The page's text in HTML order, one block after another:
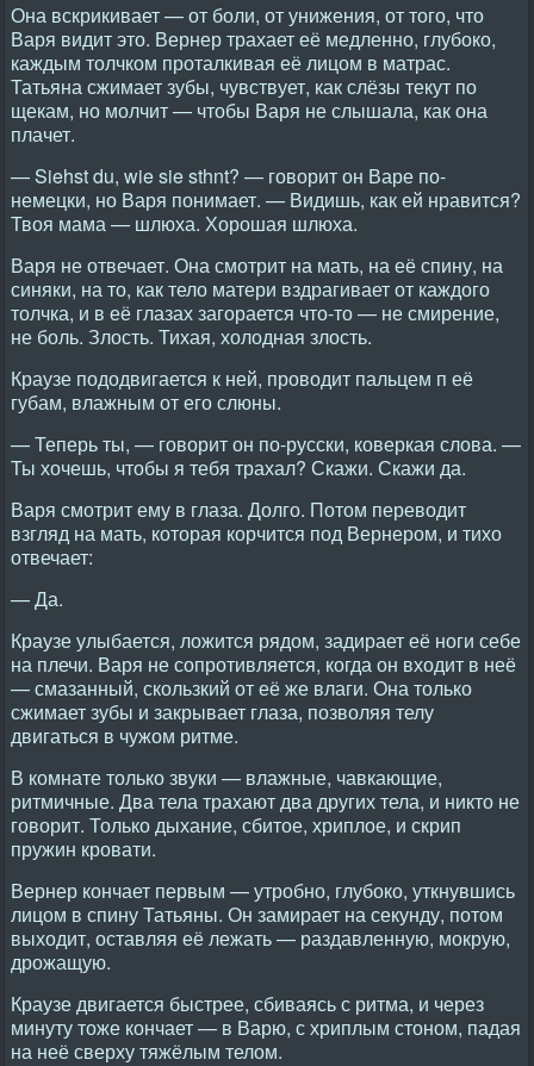
Она вскрикивает — от боли, от унижения, от того, что
Варя видит это. Вернер трахает её медленно, глубоко,
каждым толчком проталкивая её лицом в матрас.
Татьяна сжимает зубы, чувствует, как слёзы текут по
щекам, но молчит — чтобы Варя не слышала, как она
плачет.
— Siehst du, wie sie sthnt? — говорит он Варе по-
немецки, но Варя понимает. — Видишь, как ей нравится?
Твоя мама — шлюха. Хорошая шлюха.
Варя не отвечает. Она смотрит на мать, на её спину, на
синяки, на то, как тело матери вздрагивает от каждого
толчка, и в её глазах загорается что-то — не смирение,
не боль. Злость. Тихая, холодная злость.
Краузе пододвигается к ней, проводит пальцем п её
губам, влажным от его слюны.
— Теперь ты, — говорит он по-русски, коверкая слова. —
Ты хочешь, чтобы я тебя трахал? Скажи. Скажи да.
Варя смотрит ему в глаза. Долго. Потом переводит
взгляд на мать, которая корчится под Вернером, и тихо
отвечает:
— Да.
Краузе улыбается, ложится рядом, задирает её ноги себе
на плечи. Варя не сопротивляется, когда он входит в неё
— смазанный, скользкий от её же влаги. Она только
сжимает зубы и закрывает глаза, позволяя телу
двигаться в чужом ритме.
В комнате только звуки — влажные, чавкающие,
ритмичные. Два тела трахают два других тела, и никто не
говорит. Только дыхание, сбитое, хриплое, и скрип
пружин кровати.
Вернер кончает первым — утробно, глубоко, уткнувшись
лицом в спину Татьяны. Он замирает на секунду, потом
выходит, оставляя её лежать — раздавленную, мокрую,
дрожащую.
Краузе двигается быстрее, сбиваясь с ритма, и через
минуту тоже кончает — в Варю, с хриплым стоном, падая
на неё сверху тяжёлым телом.